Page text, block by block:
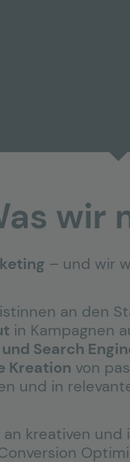
wir
– und wir
an den
in Kampagnen
Search
Kreation von
und in
kreativen